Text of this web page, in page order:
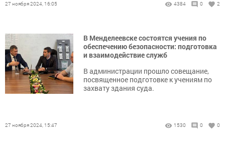
27 ноября 2024, 16:05 4384 0 2
В Менделеевске состоятся учения по
обеспечению безопасности: подготовка
и взаимодействие служб
В администрации прошло совещание,
посвященное подготовке к учениям по
захвату здания суда.
27 ноября 2024, 15:47 1530 0 0